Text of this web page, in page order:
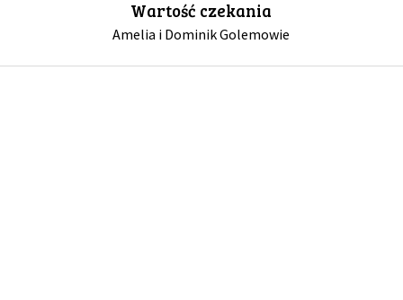
Wartość czekania
Amelia i Dominik Golemowie